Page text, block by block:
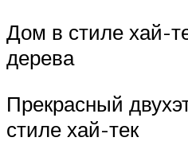
Дом в стиле хай-
дерева
Прекрасный
стиле хай-тек